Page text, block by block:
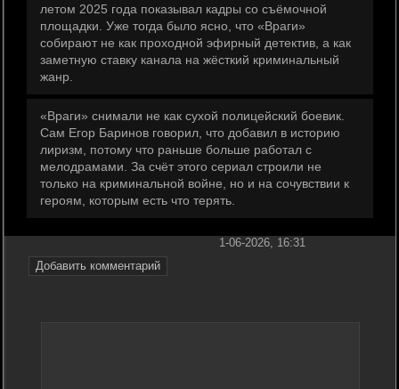
летом 2025 года показывал кадры со съёмочной
площадки. Уже тогда было ясно, что «Враги»
собирают не как проходной эфирный детектив, а как
заметную ставку канала на жёсткий криминальный
жанр.
«Враги» снимали не как сухой полицейский боевик.
Сам Егор Баринов говорил, что добавил в историю
лиризм, потому что раньше больше работал с
мелодрамами. За счёт этого сериал строили не
только на криминальной войне, но и на сочувствии к
героям, которым есть что терять.
Добавить комментарий
1-06-2026, 16:31